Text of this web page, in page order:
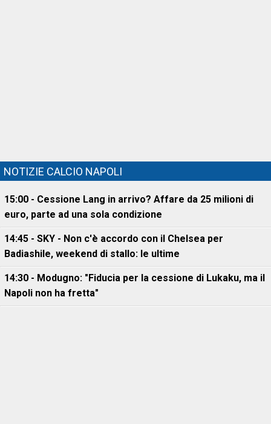
NOTIZIE CALCIO NAPOLI
15:00 - Cessione Lang in arrivo? Affare da 25 milioni di
euro, parte ad una sola condizione
14:45 - SKY - Non c'è accordo con il Chelsea per
Badiashile, weekend di stallo: le ultime
14:30 - Modugno: "Fiducia per la cessione di Lukaku, ma il
Napoli non ha fretta"